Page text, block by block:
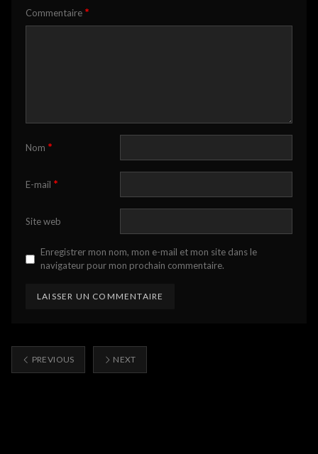
Commentaire *
Nom *
E-mail *
Site web
Enregistrer mon nom, mon e-mail et mon site dans le
navigateur pour mon prochain commentaire.
PREVIOUS NEXT